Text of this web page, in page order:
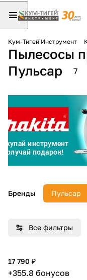
Кум-Тигей Инструмент
Пылесосы
Пульсар
7
Бренды Пульсар
Все фильтры
17 790 ₽
+355.8 бонусов
Для клиентов всех
Разбейте
оплатуна
без
График
25%